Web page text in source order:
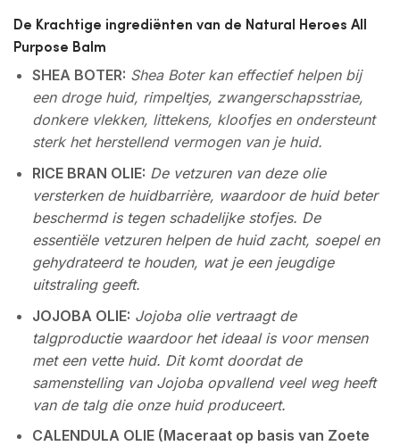
De Krachtige ingrediënten van de Natural Heroes All
Purpose Balm
SHEA BOTER: Shea Boter kan effectief helpen bij
een droge huid, rimpeltjes, zwangerschapsstriae,
donkere vlekken, littekens, kloofjes en ondersteunt
sterk het herstellend vermogen van je huid.
RICE BRAN OLIE: De vetzuren van deze olie
versterken de huidbarrière, waardoor de huid beter
beschermd is tegen schadelijke stofjes. De
essentiële vetzuren helpen de huid zacht, soepel en
gehydrateerd te houden, wat je een jeugdige
uitstraling geeft.
JOJOBA OLIE: Jojoba olie vertraagt de
talgproductie waardoor het ideaal is voor mensen
met een vette huid. Dit komt doordat de
samenstelling van Jojoba opvallend veel weg heeft
van de talg die onze huid produceert.
CALENDULA OLIE (Maceraat op basis van Zoete